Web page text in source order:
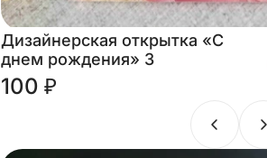
Дизайнерская открытка «С
днем рождения» 3
100 ₽